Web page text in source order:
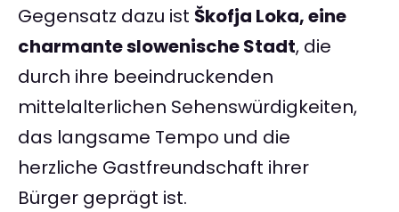
Gegensatz dazu ist Škofja Loka, eine
charmante slowenische Stadt, die
durch ihre beeindruckenden
mittelalterlichen Sehenswürdigkeiten,
das langsame Tempo und die
herzliche Gastfreundschaft ihrer
Bürger geprägt ist.